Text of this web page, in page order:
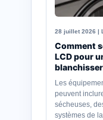
28 juillet 2026 |
Comment
LCD pour
Les
peuvent
sécheuses,
systèmes de